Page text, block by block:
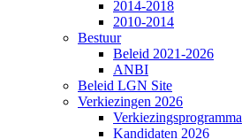
2014-2018
2010-2014
Bestuur
Beleid 2021-2026
ANBI
Beleid LGN Site
Verkiezingen 2026
Verkiezingsprogramma
Kandidaten 2026